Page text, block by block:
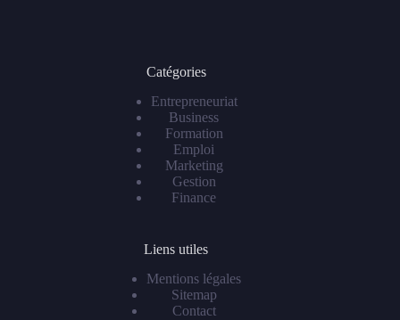
Catégories
Entrepreneuriat
Business
Formation
Emploi
Marketing
Gestion
Finance
Liens utiles
Mentions légales
Sitemap
Contact